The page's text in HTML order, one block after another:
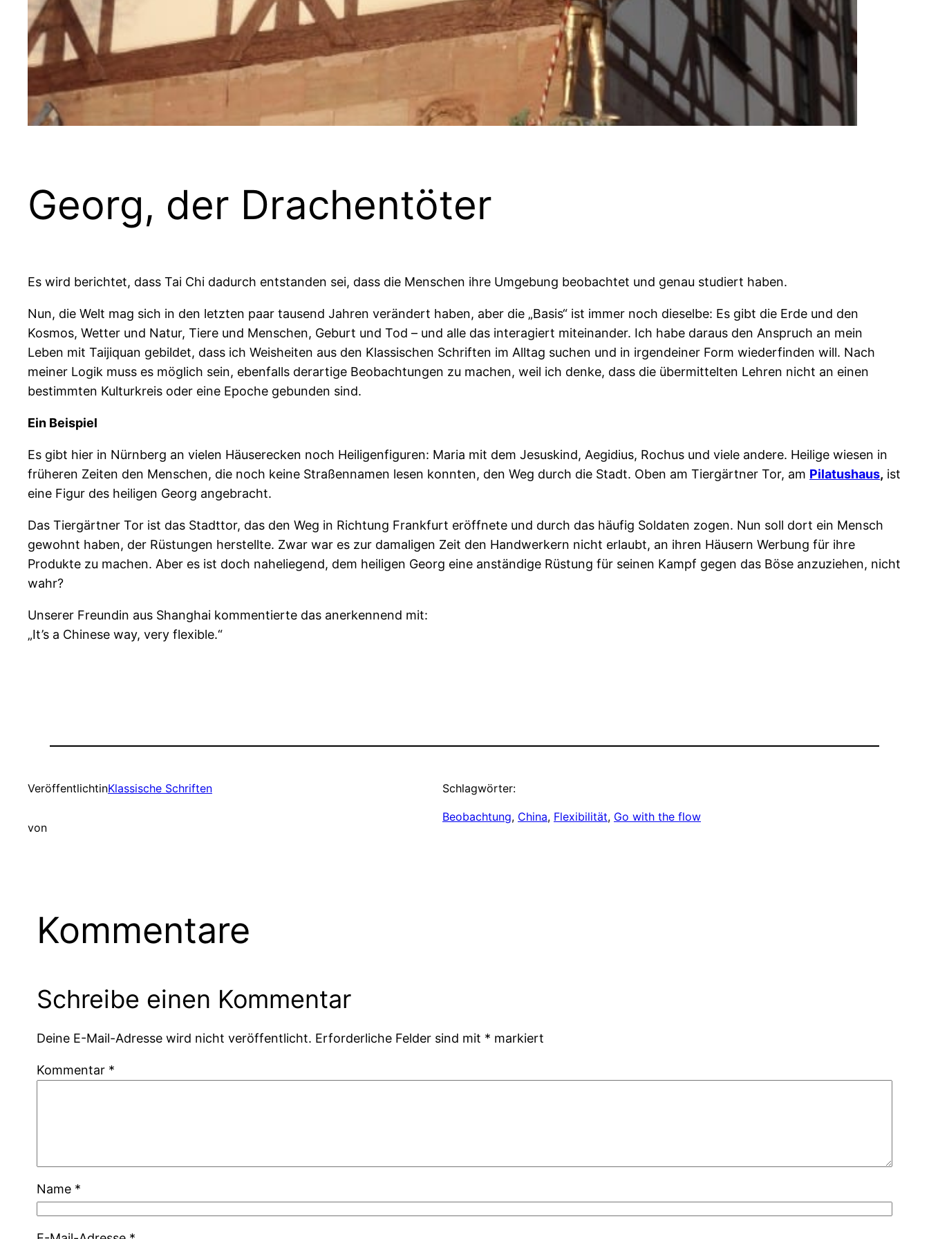
Georg, der Drachentöter
Es wird berichtet, dass Tai Chi dadurch entstanden sei, dass die Menschen ihre Umgebung beobachtet und genau studiert haben.
Nun, die Welt mag sich in den letzten paar tausend Jahren verändert haben, aber die „Basis“ ist immer noch dieselbe: Es gibt die Erde und den
Kosmos, Wetter und Natur, Tiere und Menschen, Geburt und Tod – und alle das interagiert miteinander. Ich habe daraus den Anspruch an mein
Leben mit Taijiquan gebildet, dass ich Weisheiten aus den Klassischen Schriften im Alltag suchen und in irgendeiner Form wiederfinden will. Nach
meiner Logik muss es möglich sein, ebenfalls derartige Beobachtungen zu machen, weil ich denke, dass die übermittelten Lehren nicht an einen
bestimmten Kulturkreis oder eine Epoche gebunden sind.
Ein Beispiel
Es gibt hier in Nürnberg an vielen Häuserecken noch Heiligenfiguren: Maria mit dem Jesuskind, Aegidius, Rochus und viele andere. Heilige wiesen in
früheren Zeiten den Menschen, die noch keine Straßennamen lesen konnten, den Weg durch die Stadt. Oben am Tiergärtner Tor, am Pilatushaus, ist
eine Figur des heiligen Georg angebracht.
Das Tiergärtner Tor ist das Stadttor, das den Weg in Richtung Frankfurt eröffnete und durch das häufig Soldaten zogen. Nun soll dort ein Mensch
gewohnt haben, der Rüstungen herstellte. Zwar war es zur damaligen Zeit den Handwerkern nicht erlaubt, an ihren Häusern Werbung für ihre
Produkte zu machen. Aber es ist doch naheliegend, dem heiligen Georg eine anständige Rüstung für seinen Kampf gegen das Böse anzuziehen, nicht
wahr?
Unserer Freundin aus Shanghai kommentierte das anerkennend mit:
„It’s a Chinese way, very flexible.“
VeröffentlichtinKlassische Schriften
von
Schlagwörter:
Beobachtung, China, Flexibilität, Go with the flow
Kommentare
Schreibe einen Kommentar
Deine E-Mail-Adresse wird nicht veröffentlicht. Erforderliche Felder sind mit * markiert
Kommentar *
Name *